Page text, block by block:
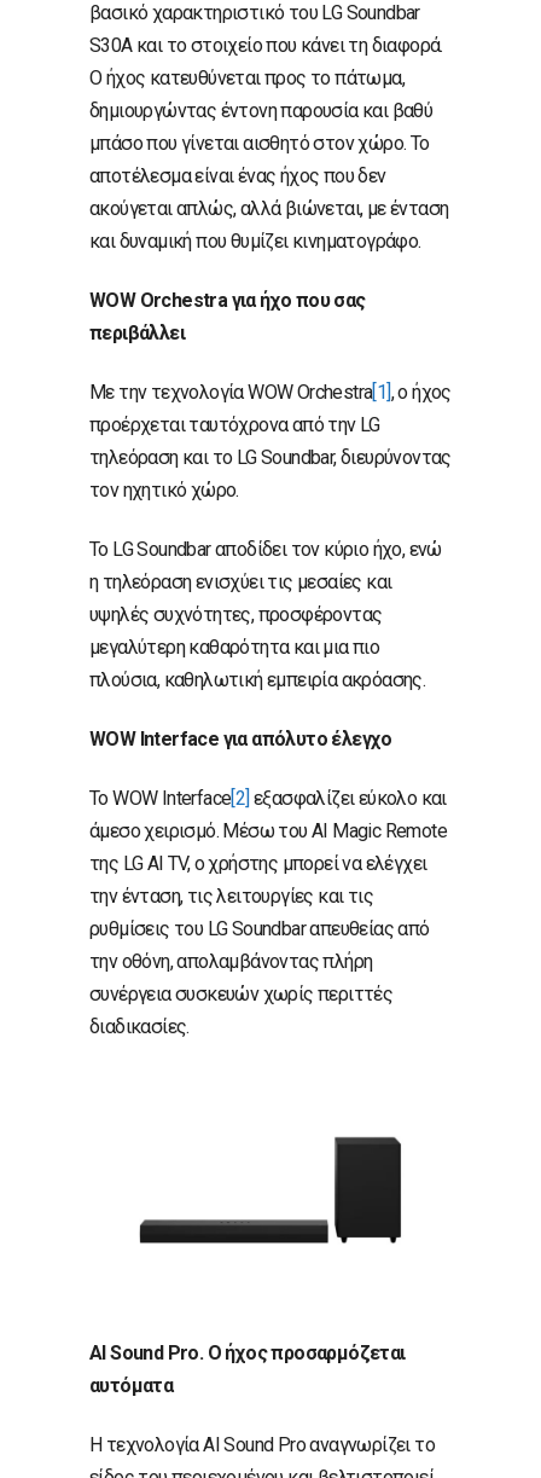
βασικό χαρακτηριστικό του LG Soundbar
S30A και το στοιχείο που κάνει τη διαφορά.
Ο ήχος κατευθύνεται προς το πάτωμα,
δημιουργώντας έντονη παρουσία και βαθύ
μπάσο που γίνεται αισθητό στον χώρο. Το
αποτέλεσμα είναι ένας ήχος που δεν
ακούγεται απλώς, αλλά βιώνεται, με ένταση
και δυναμική που θυμίζει κινηματογράφο.
WOW Orchestraγια ήχο που σας
περιβάλλει
Με την τεχνολογία WOW Orchestra[1] , ο ήχος
προέρχεται ταυτόχρονα από την LG
τηλεόραση και το LG Soundbar, διευρύνοντας
τον ηχητικό χώρο.
Το LG Soundbar αποδίδει τον κύριο ήχο, ενώ
η τηλεόραση ενισχύει τις μεσαίες και
υψηλές συχνότητες, προσφέροντας
μεγαλύτερη καθαρότητα και μια πιο
πλούσια, καθηλωτική εμπειρία ακρόασης.
WOW Interface για απόλυτο έλεγχο
Το WOW Interface [2] εξασφαλίζει εύκολο και
άμεσο χειρισμό. Μέσω του AI Magic Remote
της LG AI TV, ο χρήστης μπορεί να ελέγχει
την ένταση, τις λειτουργίες και τις
ρυθμίσεις του LG Soundbar απευθείας από
την οθόνη, απολαμβάνοντας πλήρη
συνέργεια συσκευών χωρίς περιττές
διαδικασίες.
AI Sound Pro. Ο ήχος προσαρμόζεται
αυτόματα
Η τεχνολογία AI Sound Pro αναγνωρίζει το